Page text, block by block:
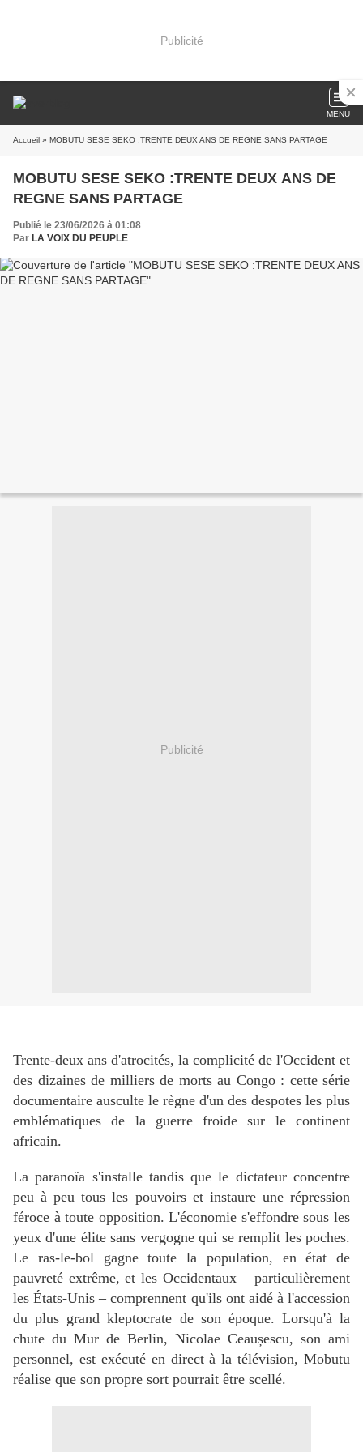
Publicité
MENU
Accueil » MOBUTU SESE SEKO :TRENTE DEUX ANS DE REGNE SANS PARTAGE
MOBUTU SESE SEKO :TRENTE DEUX ANS DE
REGNE SANS PARTAGE
Publié le 23/06/2026 à 01:08
Par LA VOIX DU PEUPLE
Publicité
Trente-deux ans d'atrocités, la complicité de l'Occident et
des dizaines de milliers de morts au Congo : cette série
documentaire ausculte le règne d'un des despotes les plus
emblématiques de la guerre froide sur le continent
africain.
La paranoïa s'installe tandis que le dictateur concentre
peu à peu tous les pouvoirs et instaure une répression
féroce à toute opposition. L'économie s'effondre sous les
yeux d'une élite sans vergogne qui se remplit les poches.
Le ras-le-bol gagne toute la population, en état de
pauvreté extrême, et les Occidentaux – particulièrement
les États-Unis – comprennent qu'ils ont aidé à l'accession
du plus grand kleptocrate de son époque. Lorsqu'à la
chute du Mur de Berlin, Nicolae Ceaușescu, son ami
personnel, est exécuté en direct à la télévision, Mobutu
réalise que son propre sort pourrait être scellé.